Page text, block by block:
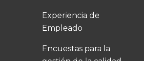
Experiencia de
Empleado
Encuestas para la